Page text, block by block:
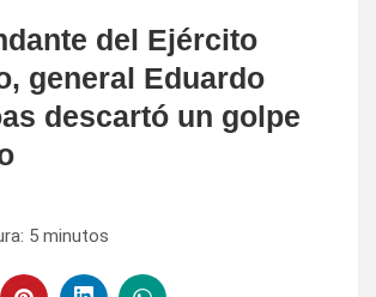
del Ejército
general Eduardo
descartó un golpe
5 minutos